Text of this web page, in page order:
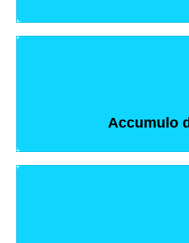
Accumulo